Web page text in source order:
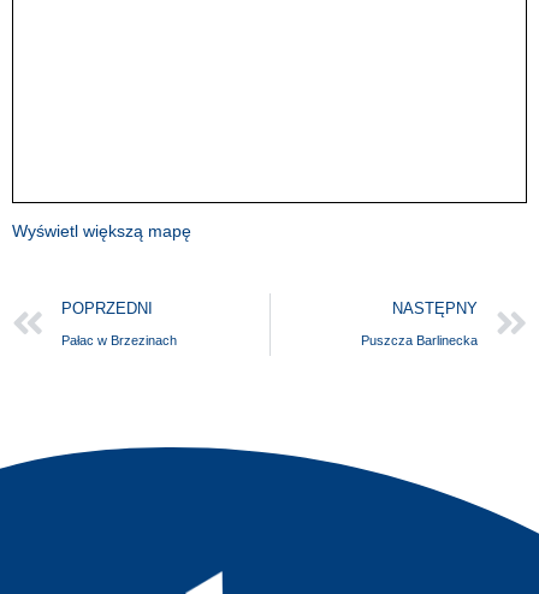
Wyświetl większą mapę
POPRZEDNI
Pałac w Brzezinach
NASTĘPNY
Puszcza Barlinecka